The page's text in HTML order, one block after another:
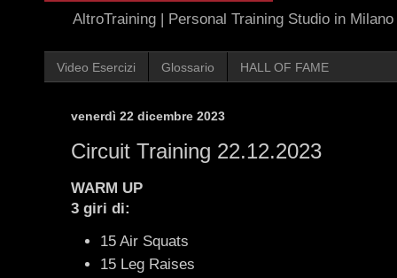
AltroTraining | Personal Training Studio in Milano
Video Esercizi Glossario HALL OF FAME
venerdì 22 dicembre 2023
Circuit Training 22.12.2023
WARM UP
3 giri di:
15 Air Squats
15 Leg Raises